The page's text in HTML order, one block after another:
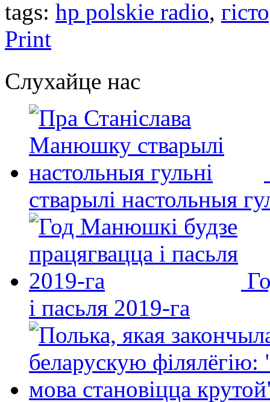
tags: hp polskie radio,
Print
Слухайце нас
стварылі настольныя
і пасьля 2019-га